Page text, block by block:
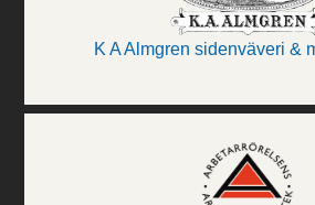
K A Almgren sidenväveri &